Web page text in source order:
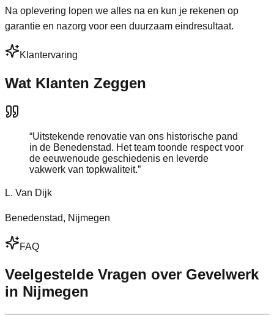
Na oplevering lopen we alles na en kun je rekenen op
garantie en nazorg voor een duurzaam eindresultaat.
Klantervaring
Wat Klanten Zeggen
“Uitstekende renovatie van ons historische pand
in de Benedenstad. Het team toonde respect voor
de eeuwenoude geschiedenis en leverde
vakwerk van topkwaliteit.”
L. Van Dijk
Benedenstad, Nijmegen
FAQ
Veelgestelde Vragen over Gevelwerk
in Nijmegen